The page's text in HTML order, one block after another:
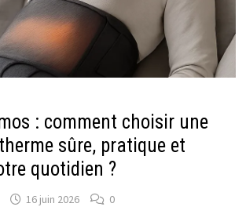
: comment choisir une
sûre, pratique et
quotidien ?
16 juin 2026 0